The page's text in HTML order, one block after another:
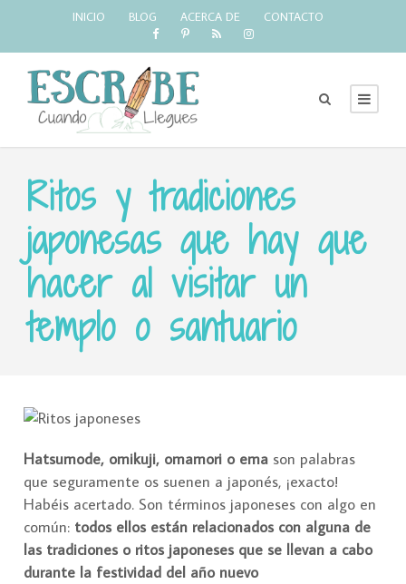
INICIO BLOG ACERCA DE CONTACTO
Ritos y tradiciones
japonesas que hay que
hacer al visitar un
templo o santuario
Hatsumode, omikuji, omamori o ema son palabras
que seguramente os suenen a japonés, ¡exacto!
Habéis acertado. Son términos japoneses con algo en
común: todos ellos están relacionados con alguna de
las tradiciones o ritos japoneses que se llevan a cabo
durante la festividad del año nuevo